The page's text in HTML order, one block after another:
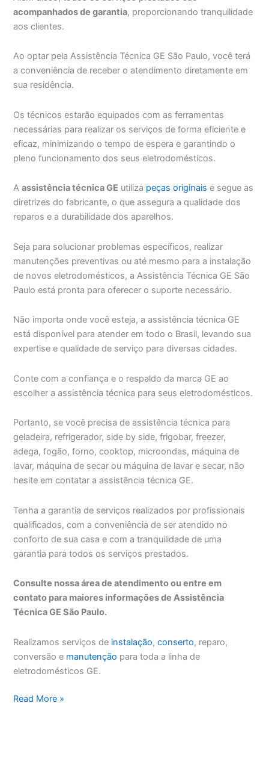
acompanhados de garantia, proporcionando tranquilidade
aos clientes.
Ao optar pela Assistência Técnica GE São Paulo, você terá
a conveniência de receber o atendimento diretamente em
sua residência.
Os técnicos estarão equipados com as ferramentas
necessárias para realizar os serviços de forma eficiente e
eficaz, minimizando o tempo de espera e garantindo o
pleno funcionamento dos seus eletrodomésticos.
Aassistência técnica GE utiliza peças originais e segue as
diretrizes do fabricante, o que assegura a qualidade dos
reparos e a durabilidade dos aparelhos.
Seja para solucionar problemas específicos, realizar
manutenções preventivas ou até mesmo para a instalação
de novos eletrodomésticos, a Assistência Técnica GE São
Paulo está pronta para oferecer o suporte necessário.
Não importa onde você esteja, a assistência técnica GE
está disponível para atender em todo o Brasil, levando sua
expertise e qualidade de serviço para diversas cidades.
Conte com a confiança e o respaldo da marca GE ao
escolher a assistência técnica para seus eletrodomésticos.
Portanto, se você precisa de assistência técnica para
geladeira, refrigerador, side by side, frigobar, freezer,
adega, fogão, forno, cooktop, microondas, máquina de
lavar, máquina de secar ou máquina de lavar e secar, não
hesite em contatar a assistência técnica GE.
Tenha a garantia de serviços realizados por profissionais
qualificados, com a conveniência de ser atendido no
conforto de sua casa e com a tranquilidade de uma
garantia para todos os serviços prestados.
Consulte nossa área de atendimento ou entre em
contato para maiores informações de Assistência
Técnica GE São Paulo.
Realizamos serviços de instalação,conserto, reparo,
conversão e manutenção para toda a linha de
eletrodomésticos GE.
Assistência
Read More »